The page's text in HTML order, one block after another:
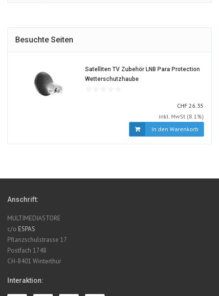
Besuchte Seiten
Satelliten TV Zubehör LNB Para Protection
Wetterschutzhaube
CHF CHF
26.35
inkl. MwSt (8.1%)
In den Warenkorb
Anschrift:
MULTIMEDIASTORE
c/o ESPAS
Pflanzschulstrasse 17
Postfach 1748
CH-8401 Winterthur
Interaktion: